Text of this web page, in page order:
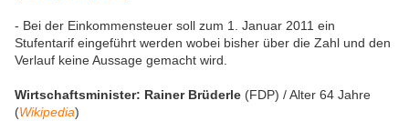
- Bei der Einkommensteuer soll zum 1. Januar 2011 ein
Stufentarif eingeführt werden wobei bisher über die Zahl und den
Verlauf keine Aussage gemacht wird.
Wirtschaftsminister: Rainer Brüderle (FDP) / Alter 64 Jahre
(Wikipedia)